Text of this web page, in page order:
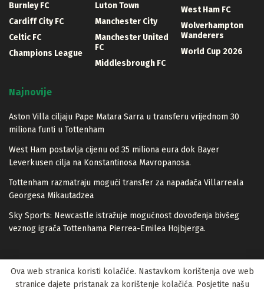
Burnley FC
Cardiff City FC
Celtic FC
Champions League
Luton Town
Manchester City
Manchester United
FC
Middlesbrough FC
West Ham FC
Wolverhampton
Wanderers
World Cup 2026
Najnovije
Aston Villa ciljaju Pape Matara Sarra u transferu vrijednom 30
miliona funti u Tottenham
West Ham postavlja cijenu od 35 miliona eura dok Bayer
Leverkusen cilja na Konstantinosa Mavropanosa.
Tottenham razmatraju mogući transfer za napadača Villarreala
Georgesa Mikautadzea
Sky Sports: Newcastle istražuje mogućnost dovođenja bivšeg
veznog igrača Tottenhama Pierrea-Emilea Hojbjerga.
© 2023 Lopta.net
Ova web stranica koristi kolačiće. Nastavkom korištenja ove web
stranice dajete pristanak za korištenje kolačića. Posjetite našu